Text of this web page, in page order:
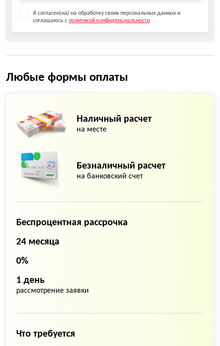
Я согласен(на) на обработку своих персональных данных и
соглашаюсь с политикой конфиденциальности
Любые формы оплаты
Наличный расчет
на месте
Безналичный расчет
на банковский счет
Беспроцентная рассрочка
24 месяца
0%
1 день
рассмотрение заявки
Что требуется